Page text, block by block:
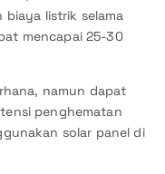
biaya listrik selama
mencapai 25-30
namun dapat
penghematan
solar panel di